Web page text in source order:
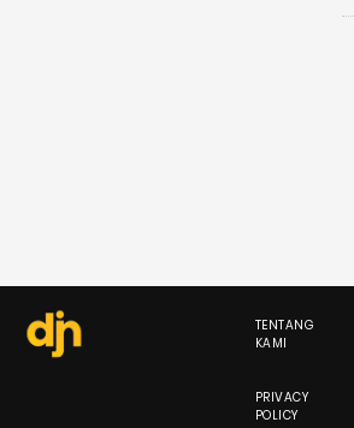
TENTANG
KAMI
PRIVACY
POLICY